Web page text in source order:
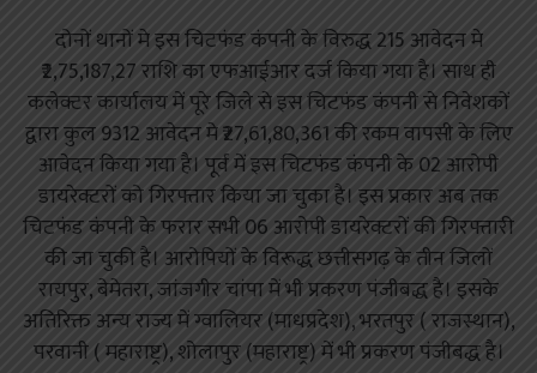
दोनों थानों मे इस चिटफंड कंपनी के विरुद्ध 215 आवेदन मे
₹2,75,187,27 राशि का एफआईआर दर्ज किया गया है। साथ ही
कलेक्टर कार्यालय में पूरे जिले से इस चिटफंड कंपनी से निवेशकों
द्वारा कुल 9312 आवेदन मे ₹27,61,80,361 की रकम वापसी के लिए
आवेदन किया गया है। पूर्व में इस चिटफंड कंपनी के 02 आरोपी
डायरेक्टरों को गिरफ्तार किया जा चुका है। इस प्रकार अब तक
चिटफंड कंपनी के फरार सभी 06 आरोपी डायरेक्टरों की गिरफ्तारी
की जा चुकी है। आरोपियों के विरूद्ध छत्तीसगढ़ के तीन जिलों
रायपुर, बेमेतरा, जांजगीर चांपा में भी प्रकरण पंजीबद्ध है। इसके
अतिरिक्त अन्य राज्य में ग्वालियर (माधप्रदेश), भरतपुर ( राजस्थान),
परवानी ( महाराष्ट्र), शोलापुर (महाराष्ट्र) में भी प्रकरण पंजीबद्ध है।